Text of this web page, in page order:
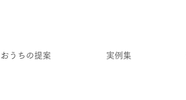
おうちの提案 実例集